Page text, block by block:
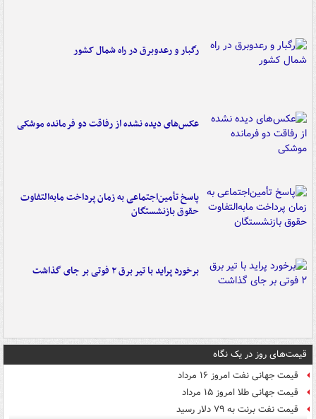
رگبار و رعدوبرق در راه شمال کشور
عکس‌های دیده نشده از رفاقت دو فرمانده‌ موشکی
پاسخ تأمین‌اجتماعی به زمان پرداخت مابه‌التفاوت
حقوق بازنشستگان
برخورد پراید با تیر برق ۲ فوتی بر جای گذاشت
قیمت‌های روز در یک نگاه
قیمت جهانی نفت امروز ۱۶ مرداد
قیمت جهانی طلا امروز ۱۵ مرداد
قیمت نفت برنت به ۷۹ دلار رسید